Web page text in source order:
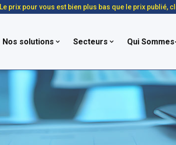
Le prix pour vous est bien plus bas que le prix
Nos solutions Secteurs Qui